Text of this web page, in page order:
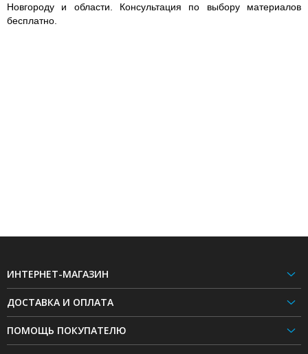
Новгороду и области. Консультация по выбору материалов
бесплатно.
ИНТЕРНЕТ-МАГАЗИН
ДОСТАВКА И ОПЛАТА
ПОМОЩЬ ПОКУПАТЕЛЮ